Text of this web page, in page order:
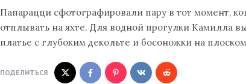
Папарацци сфотографировали пару в тот момент,
отплывать на яхте. Для водной прогулки Камилла
платье с глубоким декольте и босоножки на
ПОДЕЛИТЬСЯ